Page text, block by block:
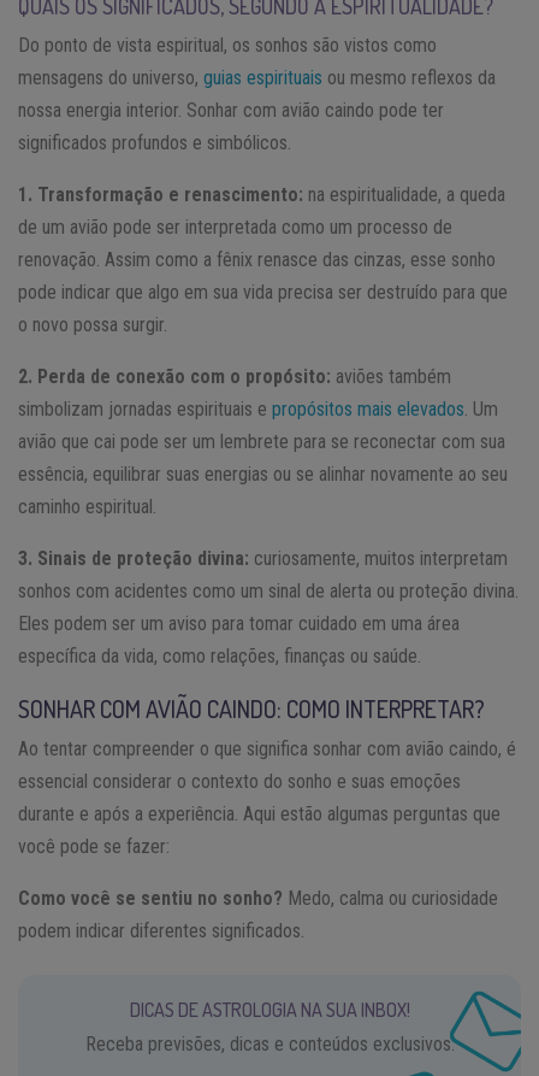
QUAIS OS SIGNIFICADOS, SEGUNDO A ESPIRITUALIDADE?
Do ponto de vista espiritual, os sonhos são vistos como
mensagens do universo, guias espirituais ou mesmo reflexos da
nossa energia interior. Sonhar com avião caindo pode ter
significados profundos e simbólicos.
1. Transformação e renascimento: na espiritualidade, a queda
de um avião pode ser interpretada como um processo de
renovação. Assim como a fênix renasce das cinzas, esse sonho
pode indicar que algo em sua vida precisa ser destruído para que
o novo possa surgir.
2. Perda de conexão com o propósito: aviões também
simbolizam jornadas espirituais e propósitos mais elevados . Um
avião que cai pode ser um lembrete para se reconectar com sua
essência, equilibrar suas energias ou se alinhar novamente ao seu
caminho espiritual.
3. Sinais de proteção divina: curiosamente, muitos interpretam
sonhos com acidentes como um sinal de alerta ou proteção divina.
Eles podem ser um aviso para tomar cuidado em uma área
específica da vida, como relações, finanças ou saúde.
SONHAR COM AVIÃO CAINDO: COMO INTERPRETAR?
Ao tentar compreender o que significa sonhar com avião caindo, é
essencial considerar o contexto do sonho e suas emoções
durante e após a experiência. Aqui estão algumas perguntas que
você pode se fazer:
Como você se sentiu no sonho? Medo, calma ou curiosidade
podem indicar diferentes significados.
DICAS DE ASTROLOGIA NA SUA INBOX!
Receba previsões, dicas e conteúdos exclusivos.